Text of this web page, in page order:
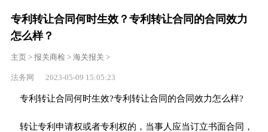
专利转让合同何时生效？专利转让合同的合同效力
怎么样？
主页> 报关商检> 海关报关 >
法务网 2023-05-09 15:05:23
专利转让合同何时生效?专利转让合同的合同效力怎么样?
转让专利申请权或者专利权的，当事人应当订立书面合同，